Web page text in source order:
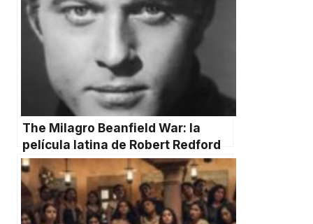
The Milagro Beanfield War: la
película latina de Robert Redford
que hizo historia en el cine